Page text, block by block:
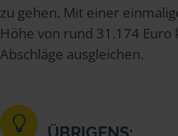
zu gehen. Mit einer
Höhe von rund 31.174
Abschläge ausgleichen.